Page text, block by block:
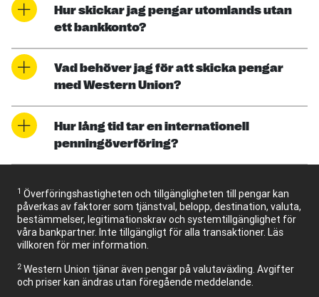
Hur skickar jag pengar utomlands utan
ett bankkonto?
Vad behöver jag för att skicka pengar
med Western Union?
Hur lång tid tar en internationell
penningöverföring?
1 Överföringshastigheten och tillgängligheten till pengar kan
påverkas av faktorer som tjänstval, belopp, destination, valuta,
bestämmelser, legitimationskrav och systemtillgänglighet för
våra bankpartner. Inte tillgängligt för alla transaktioner. Läs
villkoren för mer information.
2 Western Union tjänar även pengar på valutaväxling. Avgifter
och priser kan ändras utan föregående meddelande.